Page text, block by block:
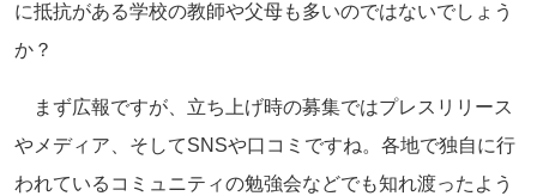
に抵抗がある学校の教師や父母も多いのではないでしょう
か？
まず広報ですが、立ち上げ時の募集ではプレスリリース
やメディア、そしてSNSや口コミですね。各地で独自に行
われているコミュニティの勉強会などでも知れ渡ったよう